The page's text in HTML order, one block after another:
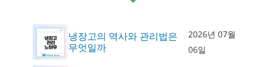
냉장고의 역사와 관리법은
무엇일까
2026년 07월
06일